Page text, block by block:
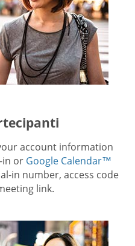
account information
in or Google Calendar™
in number, access code
link.